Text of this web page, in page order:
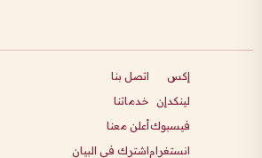
إكس
لينكدإن
فيسبوك
انستغرام
اتصل بنا
خدماتنا
أعلن معنا
اشترك في البيان